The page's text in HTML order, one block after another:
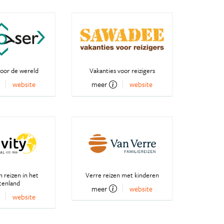
de wereld
website
Vakanties voor reizigers
meer website
reizen in het
website
Verre reizen met kinderen
meer website